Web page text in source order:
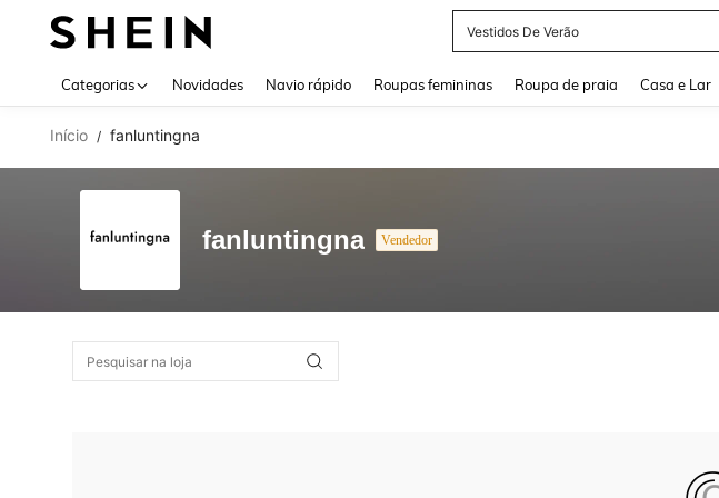
Vestidos De Verão
Categorias Novidades Navio rápido Roupas femininas Roupa de praia Casa e Lar
Início / fanluntingna
fanluntingna Vendedor